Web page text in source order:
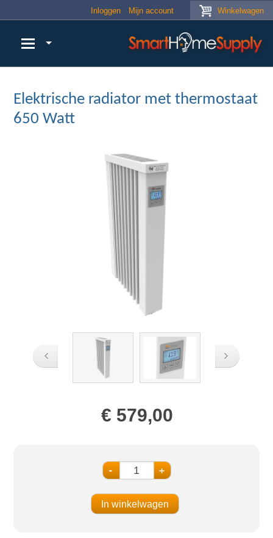
Winkelwagen
Inloggen Mijn account
Elektrische radiator met thermostaat
650 Watt
€ 579,00
- +